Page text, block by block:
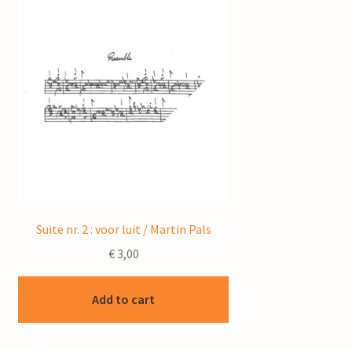
Suite nr. 2 : voor luit / Martin Pals
€3,00
Add to cart